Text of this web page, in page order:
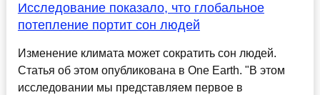
Исследование показало, что глобальное
потепление портит сон людей
Изменение климата может сократить сон людей.
Статья об этом опубликована в One Earth. "В этом
исследовании мы представляем первое в